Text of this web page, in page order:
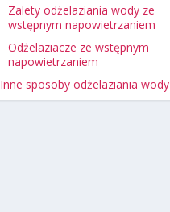
Zalety odżelaziania wody ze
wstępnym napowietrzaniem
Odżelaziacze ze wstępnym
napowietrzaniem
Inne sposoby odżelaziania wody